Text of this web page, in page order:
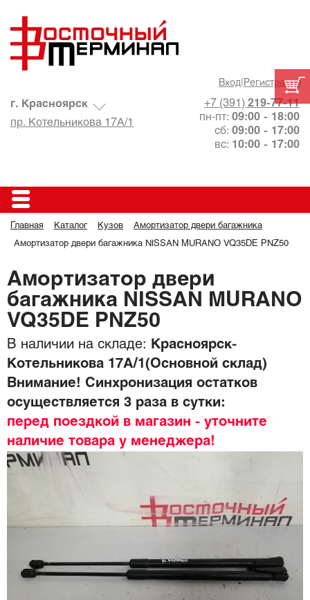
Вход| Регистрация
+7 (391) 219-77-11
пн-пт: 09:00 - 18:00
сб: 09:00 - 17:00
вс: 10:00 - 17:00
г. Красноярск
пр. Котельникова 17А/1
Главная Каталог Кузов Амортизатор двери багажника
Амортизатор двери багажника NISSAN MURANO VQ35DE PNZ50
Амортизатор двери
багажника NISSAN MURANO
VQ35DE PNZ50
В наличии на складе:
Красноярск-
Котельникова 17А/1(Основной склад)
Внимание! Синхронизация остатков
осуществляется 3 раза в сутки:
перед поездкой в магазин - уточните
наличие товара у менеджера!